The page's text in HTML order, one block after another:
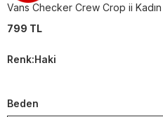
Vans Checker Crew Crop ii
799 TL
Renk:Haki
Beden